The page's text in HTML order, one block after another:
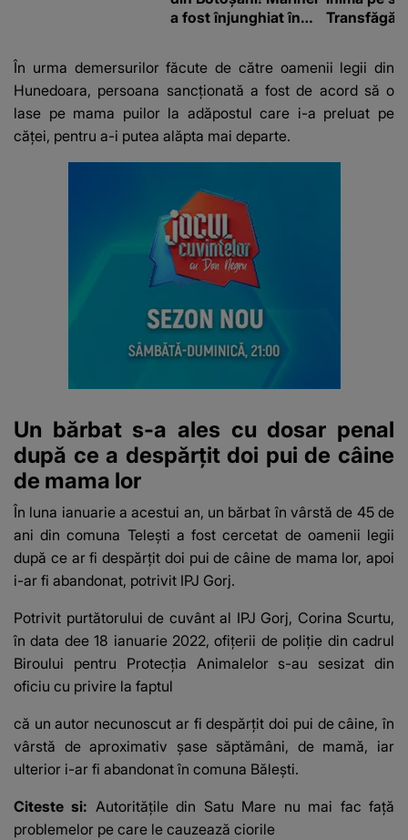
a fost înjunghiat în
suspecți
În urma demersurilor făcute de către oamenii legii din
Hunedoara, persoana sancţionată a fost de acord să o
lase pe mama puilor la adăpostul care i-a preluat pe
căţei, pentru a-i putea alăpta mai departe.
Un bărbat s-a ales cu dosar penal
după ce a despărţit doi pui de câine
de mama lor
În luna ianuarie a acestui an, un bărbat în vârstă de 45 de
ani din comuna Teleşti a fost cercetat de oamenii legii
după ce ar fi despărţit doi pui de câine de mama lor, apoi
i-ar fi abandonat, potrivit IPJ Gorj.
Potrivit purtătorului de cuvânt al IPJ Gorj, Corina Scurtu,
în data dee 18 ianuarie 2022, ofițerii de poliție din cadrul
Biroului pentru Protecţia Animalelor s-au sesizat din
oficiu cu privire la faptul
că un autor necunoscut ar fi despărţit doi pui de câine, în
vârstă de aproximativ şase săptămâni, de mamă, iar
ulterior i-ar fi abandonat în comuna Băleşti.
Citeste si: Autoritățile din Satu Mare nu mai fac față
problemelor pe care le cauzează ciorile